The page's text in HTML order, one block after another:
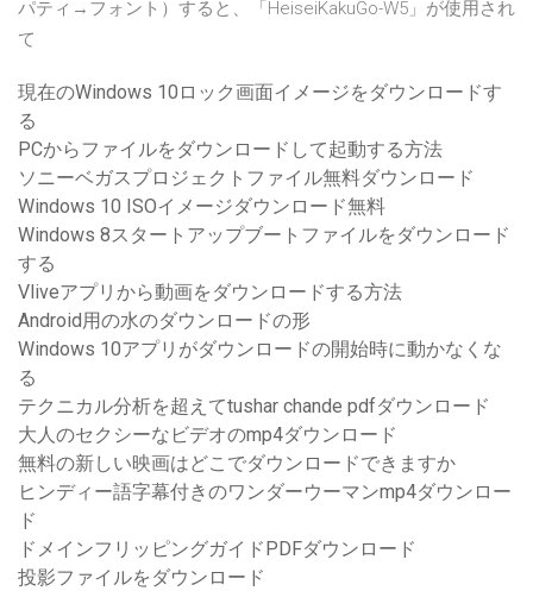
パティ→フォント）すると、「HeiseiKakuGo-W5」が使用され
て
現在のWindows 10ロック画面イメージをダウンロードす
る
PCからファイルをダウンロードして起動する方法
ソニーベガスプロジェクトファイル無料ダウンロード
Windows 10 ISOイメージダウンロード無料
Windows 8スタートアップブートファイルをダウンロード
する
Vliveアプリから動画をダウンロードする方法
Android用の水のダウンロードの形
Windows 10アプリがダウンロードの開始時に動かなくな
る
テクニカル分析を超えてtushar chande pdfダウンロード
大人のセクシーなビデオのmp4ダウンロード
無料の新しい映画はどこでダウンロードできますか
ヒンディー語字幕付きのワンダーウーマンmp4ダウンロー
ド
ドメインフリッピングガイドPDFダウンロード
投影ファイルをダウンロード